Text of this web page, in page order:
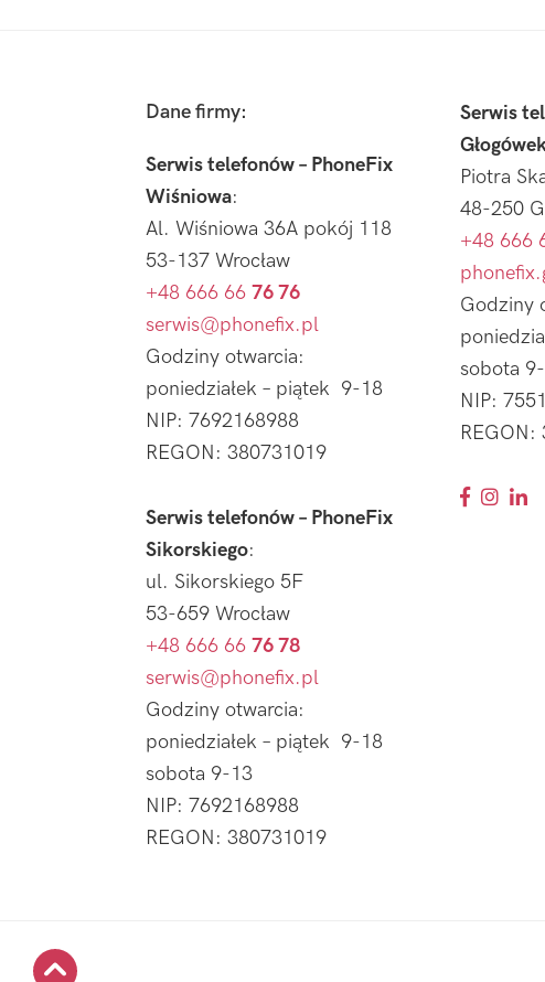
Dane firmy:
Serwis telefonów – PhoneFix
Wiśniowa:
Al. Wiśniowa 36A pokój 118
53-137 Wrocław
+48 666 66 76 76
serwis@phonefix.pl
Godziny otwarcia:
poniedziałek – piątek 9-18
NIP: 7692168988
REGON: 380731019
Serwis telefonów – PhoneFix
Sikorskiego:
ul. Sikorskiego 5F
53-659 Wrocław
+48 666 66 76 78
serwis@phonefix.pl
Godziny otwarcia:
poniedziałek – piątek 9-18
sobota 9-13
NIP: 7692168988
REGON: 380731019
Serwis
Piotra
48-250
+48 666
Godziny
sobota
NIP:
REGON: